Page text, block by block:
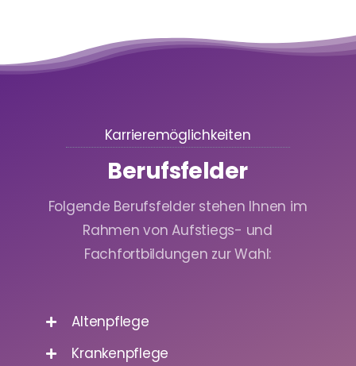
Karrieremöglichkeiten
Berufsfelder
Folgende Berufsfelder stehen Ihnen im
Rahmen von Aufstiegs- und
Fachfortbildungen zur Wahl:
Altenpflege
Krankenpflege